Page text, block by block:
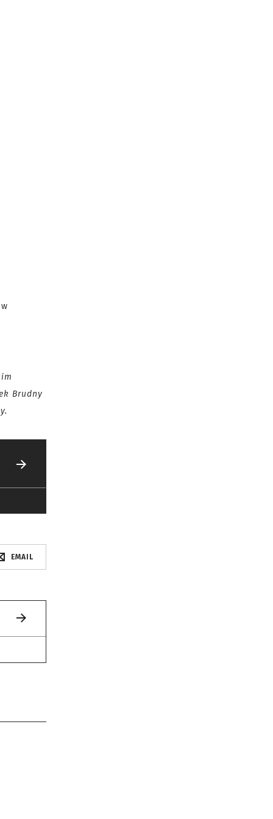
Brudny
EMAIL